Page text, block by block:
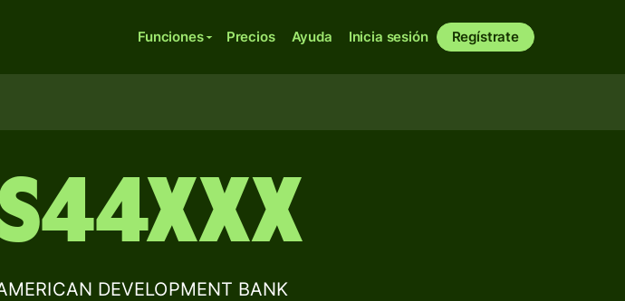
Funciones Precios Ayuda Inicia sesión Regístrate
DEVELOPMENT BANK